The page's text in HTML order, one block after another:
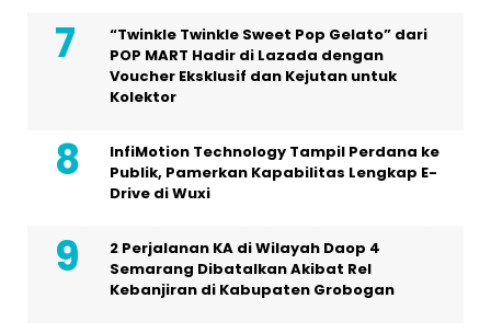
“Twinkle Twinkle Sweet Pop Gelato” dari
POP MART Hadir di Lazada dengan
Voucher Eksklusif dan Kejutan untuk
Kolektor
InfiMotion Technology Tampil Perdana ke
Publik, Pamerkan Kapabilitas Lengkap E-
Drive di Wuxi
2 Perjalanan KA di Wilayah Daop 4
Semarang Dibatalkan Akibat Rel
Kebanjiran di Kabupaten Grobogan